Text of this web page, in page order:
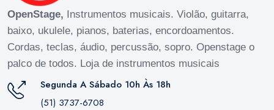
OpenStage, Instrumentos musicais. Violão, guitarra,
baixo, ukulele, pianos, baterias, encordoamentos.
Cordas, teclas, áudio, percussão, sopro. Openstage o
palco de todos. Loja de instrumentos musicais
Segunda A Sábado 10h Às 18h
(51) 3737-6708